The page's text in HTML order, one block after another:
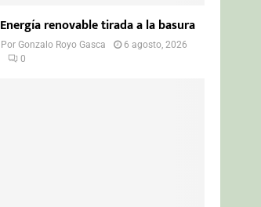
Energía renovable tirada a la basura
PorGonzalo Royo Gasca
6 agosto, 2026
0